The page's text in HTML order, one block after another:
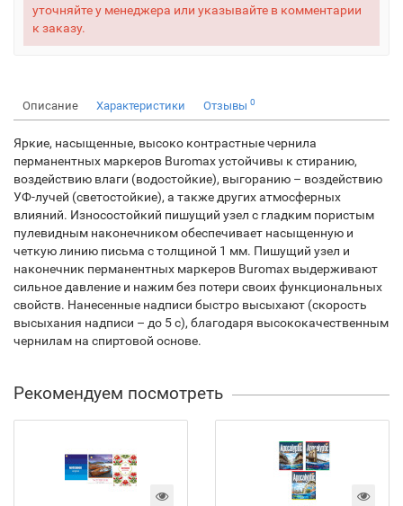
уточняйте у менеджера или указывайте в комментарии
к заказу.
Описание Характеристики Отзывы 0
Яркие, насыщенные, высоко контрастные чернила
перманентных маркеров Buromax устойчивы к стиранию,
воздействию влаги (водостойкие), выгоранию – воздействию
УФ-лучей (светостойкие), а также других атмосферных
влияний. Износостойкий пишущий узел с гладким пористым
пулевидным наконечником обеспечивает насыщенную и
четкую линию письма с толщиной 1 мм. Пишущий узел и
наконечник перманентных маркеров Buromax выдерживают
сильное давление и нажим без потери своих функциональных
свойств. Нанесенные надписи быстро высыхают (скорость
высыхания надписи – до 5 с), благодаря высококачественным
чернилам на спиртовой основе.
Рекомендуем посмотреть